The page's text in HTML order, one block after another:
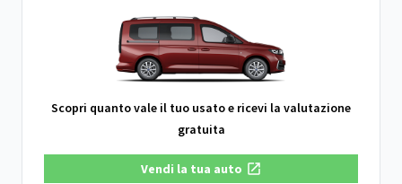
Scopri quanto vale il tuo usato e ricevi la valutazione
gratuita
Vendi la tua auto